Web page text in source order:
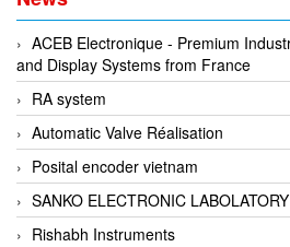
FS Inc Vietnam
FTM Vietnam
Fuji
Fujian LEAD
Fujikura
Fukuta
GAI-Tronics
ACEB Electronique - Premium
and Display Systems from France
RA system
Automatic Valve Réalisation
Posital encoder vietnam
SANKO ELECTRONIC LABOLATORY
Rishabh Instruments